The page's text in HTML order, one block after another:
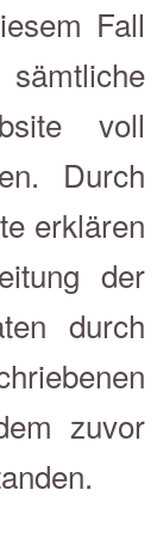
Fall
voll
Durch
erklären
der
durch
zuvor